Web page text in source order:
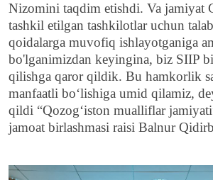
Nizomini taqdim etishdi. Va jamiyat
tashkil etilgan tashkilotlar uchun
qoidalarga muvofiq ishlayotganiga
bo'lganimizdan keyingina, biz SIIP
qilishga qaror qildik. Bu hamkorlik
manfaatli bo‘lishiga umid qilamiz,
qildi “Qozog‘iston mualliflar
jamoat birlashmasi raisi Balnur